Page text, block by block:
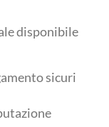
disponibile
sicuri